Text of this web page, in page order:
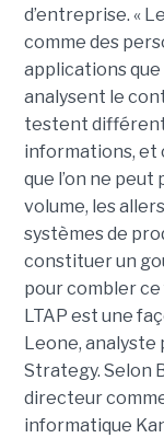
d’entreprise. «
comme des
applications que
analysent le
testent
informations, et
que l’on ne
volume, les
systèmes de
constituer un
pour combler
LTAP est une
Leone,
Strategy. Selon
directeur
informatique